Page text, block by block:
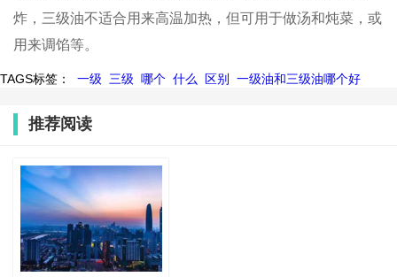
炸，三级油不适合用来高温加热，但可用于做汤和炖菜，或
用来调馅等。
TAGS标签： 一级 三级 哪个 什么 区别 一级油和三级油哪个好
推荐阅读